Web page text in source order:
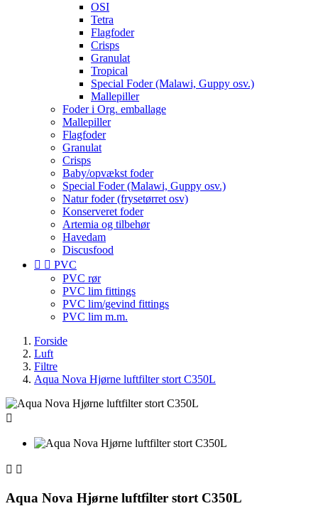
OSI
Tetra
Flagfoder
Crisps
Granulat
Tropical
Special Foder (Malawi, Guppy osv.)
Mallepiller
Foder i Org. emballage
Mallepiller
Flagfoder
Granulat
Crisps
Baby/opvækst foder
Special Foder (Malawi, Guppy osv.)
Natur foder (frysetørret osv)
Konserveret foder
Artemia og tilbehør
Havedam
Discusfood
  PVC
PVC rør
PVC lim fittings
PVC lim/gevind fittings
PVC lim m.m.
Forside
Luft
Filtre
Aqua Nova Hjørne luftfilter stort C350L

 
Aqua Nova Hjørne luftfilter stort C350L